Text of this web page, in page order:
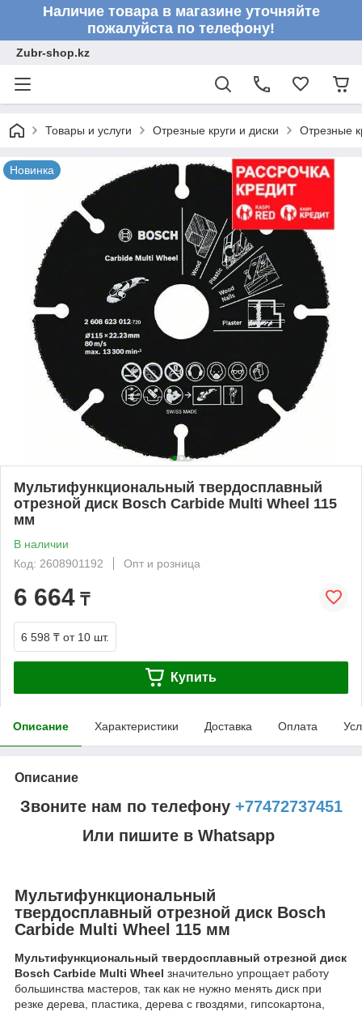
Наличие товара в магазине уточняйте
пожалуйста по телефону!
Zubr-shop.kz
Товары и услуги Отрезные круги и диски Отрезные
Новинка
Мультифункциональный твердосплавный
отрезной диск Bosch Carbide Multi Wheel 115
мм
В наличии
Код: 2608901192
Опт и розница
6 664 ₸
6 598 ₸ от 10 шт.
Купить
Описание Характеристики Доставка Оплата
Описание
Звоните нам по телефону +77472737451
Или пишите в Whatsapp
Мультифункциональный
твердосплавный отрезной диск Bosch
Carbide Multi Wheel 115 мм
Мультифункциональный твердосплавный отрезной диск
Bosch Carbide Multi Wheel значительно упрощает работу
большинства мастеров, так как не нужно менять диск при
резке дерева, пластика, дерева с гвоздями, гипсокартона,